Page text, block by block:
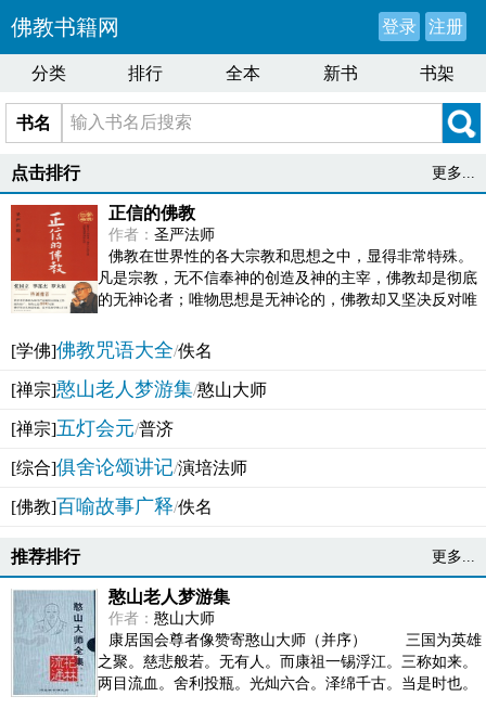
佛教书籍网 登录 注册
分类 排行 全本 新书 书架
书名
点击排行 更多...
正信的佛教
作者： 圣严法师
佛教在世界性的各大宗教和思想之中，显得非常特殊。
凡是宗教，无不信奉神的创造及神的主宰，佛教却是彻底
的无神论者；唯物思想是无神论的，佛教却又坚决反对唯
[学佛]佛教咒语大全/佚名
[禅宗]憨山老人梦游集/憨山大师
[禅宗]五灯会元/普济
[综合]俱舍论颂讲记/演培法师
[佛教]百喻故事广释/佚名
推荐排行 更多...
憨山老人梦游集
作者： 憨山大师
康居国会尊者像赞寄憨山大师（并序） 三国为英雄
之聚。慈悲般若。无有人。而康祖一锡浮江。三称如来。
两目流血。舍利投瓶。光灿六合。泽绵千古。当是时也。